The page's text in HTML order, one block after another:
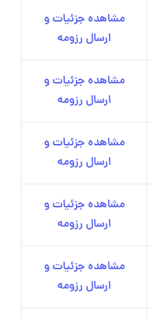
مشاهده جزئیات و
ارسال رزومه
مشاهده جزئیات و
ارسال رزومه
مشاهده جزئیات و
ارسال رزومه
مشاهده جزئیات و
ارسال رزومه
مشاهده جزئیات و
ارسال رزومه